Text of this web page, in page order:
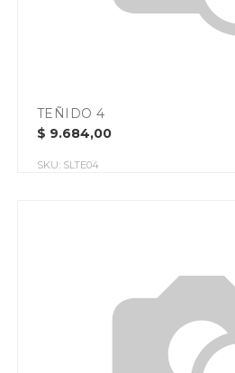
TEÑIDO 4
$ 9.684,00
SKU: SLTE04